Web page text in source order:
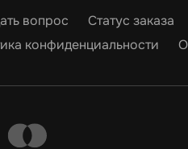
вопрос Статус заказа
конфиденциальности